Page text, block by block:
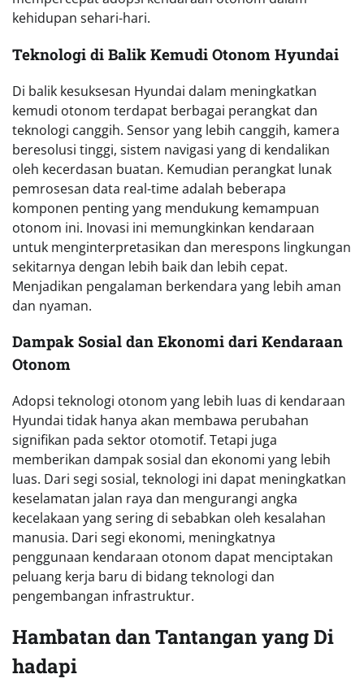
kehidupan sehari-hari.
Teknologi di Balik Kemudi Otonom Hyundai
Di balik kesuksesan Hyundai dalam meningkatkan
kemudi otonom terdapat berbagai perangkat dan
teknologi canggih. Sensor yang lebih canggih, kamera
beresolusi tinggi, sistem navigasi yang di kendalikan
oleh kecerdasan buatan. Kemudian perangkat lunak
pemrosesan data real-time adalah beberapa
komponen penting yang mendukung kemampuan
otonom ini. Inovasi ini memungkinkan kendaraan
untuk menginterpretasikan dan merespons lingkungan
sekitarnya dengan lebih baik dan lebih cepat.
Menjadikan pengalaman berkendara yang lebih aman
dan nyaman.
Dampak Sosial dan Ekonomi dari Kendaraan
Otonom
Adopsi teknologi otonom yang lebih luas di kendaraan
Hyundai tidak hanya akan membawa perubahan
signifikan pada sektor otomotif. Tetapi juga
memberikan dampak sosial dan ekonomi yang lebih
luas. Dari segi sosial, teknologi ini dapat meningkatkan
keselamatan jalan raya dan mengurangi angka
kecelakaan yang sering di sebabkan oleh kesalahan
manusia. Dari segi ekonomi, meningkatnya
penggunaan kendaraan otonom dapat menciptakan
peluang kerja baru di bidang teknologi dan
pengembangan infrastruktur.
Hambatan dan Tantangan yang Di
hadapi